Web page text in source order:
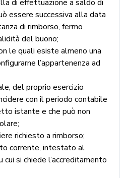
di effettuazione a saldo di
essere successiva alla data
di rimborso, fermo
del buono;
le quali esiste almeno una
l’appartenenza ad
del proprio esercizio
con il periodo contabile
istante e che può non
richiesto a rimborso;
corrente, intestato al
si chiede l’accreditamento